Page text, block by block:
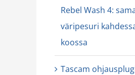
Rebel Wash 4:
väripesuri
koossa
Tascam